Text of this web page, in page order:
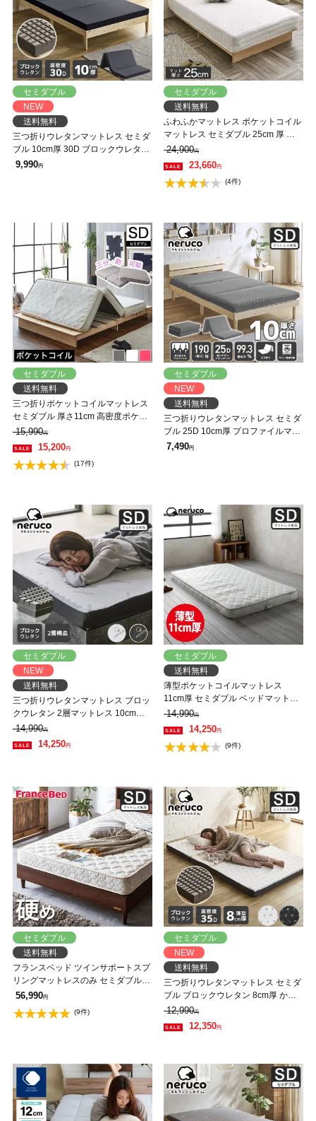
セミダブル
NEW
送料無料
三つ折りウレタンマットレス セミダ
ブル 10cm厚 30D ブロックウレタン
マットレス かため 高反発 折りたた
9,990円
セミダブル
送料無料
ふわふかマットレス ポケットコイル
マットレス セミダブル 25cm 厚 立
体ニットカバー層 ソフトな寝心地
ポケットコイルマットレス
24,900円
23,660円
(4件)
セミダブル
送料無料
三つ折りポケットコイルマットレス
セミダブル 厚さ11cm 高密度ポケッ
トコイル ソファになるマットレス
分割可能 折りたたみマットレス
15,990円
15,200円
(17件)
セミダブル
NEW
送料無料
三つ折りウレタンマットレス セミダ
ブル 25D 10cm厚 プロファイルマッ
トレス 折りたたみマットレス 洗え
7,490円
セミダブル
NEW
送料無料
三つ折りウレタンマットレス ブロッ
クウレタン 2層マットレス 10cm厚
セミダブル 35D 高密度 かため 高反
発 折りたたみマットレス 洗えるカ
バー
14,990円
14,250円
セミダブル
送料無料
薄型ポケットコイルマットレス
11cm厚 セミダブル ベッドマットレ
ス スプリングマットレス 体圧分散
安心清潔 neruco ポケットコイルマ
ットレス
14,990円
14,250円
(9件)
セミダブル
送料無料
フランスベッド ツインサポートスプ
リングマットレスのみ セミダブル
XA-241 2年保証 日本製 高密度スプ
56,990円
(9件)
セミダブル
NEW
送料無料
三つ折りウレタンマットレス セミダ
ブル ブロックウレタン 8cm厚 かた
め 高反発 折りたたみマットレス 高
密度35D 洗えるカバー 通気性
12,990円
12,350円